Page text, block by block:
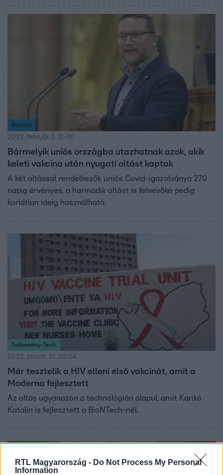
RTL Magyarország - Do Not Process My Personal
Information
Belföld
2022. február 2. 12:00
Bármelyik uniós országba utazhatnak azok, akik
keleti vakcina után nyugati oltást kaptak
A két oltással rendelkezők uniós Covid-igazolványa 270
napig érvényes, a harmadik oltást is felvevőké pedig
korlátlan ideig használható.
Tudomány-Tech
2022. január 31. 20:04
Már tesztelik a HIV elleni első vakcinát, amit a
Moderna fejlesztett
Az oltás ugyanazon a technológián alapul, amit Karikó
Katalin is fejlesztett a BioNTech-nél.